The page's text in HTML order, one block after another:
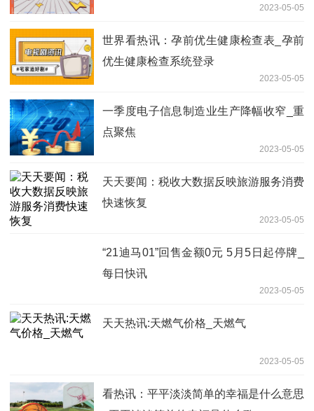
2023-05-05
世界看热讯：孕前优生健康检查表_孕前
优生健康检查系统登录
2023-05-05
一季度电子信息制造业生产降幅收窄_重
点聚焦
2023-05-05
天天要闻：税收大数据反映旅游服务消费
快速恢复
2023-05-05
“21迪马01”回售金额0元 5月5日起停牌_
每日快讯
2023-05-05
天天热讯:天燃气价格_天燃气
2023-05-05
看热讯：平平淡淡简单的幸福是什么意思